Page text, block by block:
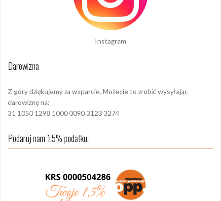
Instagram
Darowizna
Z góry dziękujemy za wsparcie. Możecie to zrobić wysyłając
darowiznę na:
31 1050 1298 1000 0090 3123 3274
Podaruj nam 1,5% podatku.